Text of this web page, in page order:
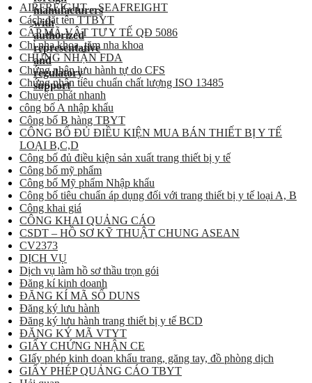
AIRFREIGHT – SEAFREIGHT
Cách đặt tên TTBYT
CẤP MÃ VẬT TƯ Y TẾ QĐ 5086
Chỉ nha khoa, tăm nha khoa
CHỨNG NHẬN FDA
Chứng nhận lưu hành tự do CFS
Chứng nhận tiêu chuẩn chất lượng ISO 13485
Chuyển phát nhanh
công bố A nhập khẩu
Công bố B hàng TBYT
CÔNG BỐ ĐỦ ĐIỀU KIỆN MUA BÁN THIẾT BỊ Y TẾ
LOẠI B,C,D
Công bố đủ điều kiện sản xuất trang thiết bị y tế
Công bố mỹ phẩm
Công bố Mỹ phẩm Nhập khẩu
Công bố tiêu chuẩn áp dụng đối với trang thiết bị y tế loại A, B
Công khai giá
CÔNG KHAI QUẢNG CÁO
CSDT – HỒ SƠ KỸ THUẬT CHUNG ASEAN
CV2373
DỊCH VỤ
Dịch vụ làm hồ sơ thầu trọn gói
Đăng kí kinh doanh
ĐĂNG KÍ MÃ SỐ DUNS
Đăng ký lưu hành
Đăng ký lưu hành trang thiết bị y tế BCD
ĐĂNG KÝ MÃ VTYT
GIẤY CHỨNG NHẬN CE
GIấy phép kinh doan khẩu trang, găng tay, đồ phòng dịch
GIẤY PHÉP QUẢNG CÁO TBYT